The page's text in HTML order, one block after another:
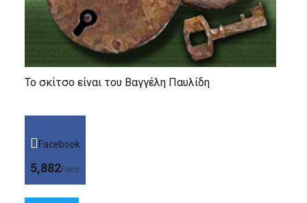
Το σκίτσο είναι του Βαγγέλη Παυλίδη
Facebook
5,882Fans